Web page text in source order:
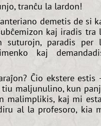
tranĉu la lardon!
demetis de si
kaj iradis tra
suturojn, paradis per
kaj
Ĉio ekstere estis
maljunulino, kun
malimplikis, kaj mi
al la profesoro, kia